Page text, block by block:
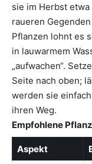
sie im Herbst
raueren
Pflanzen lohnt es
in lauwarmem
„aufwachen“.
Seite nach oben;
werden sie
ihren Weg.
Empfohlene
Aspekt